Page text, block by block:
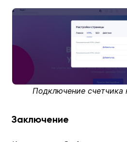
Подключение счетчика
Заключение